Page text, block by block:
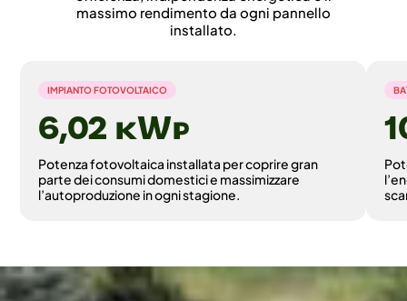
massimo rendimento da ogni pannello
installato.
IMPIANTO FOTOVOLTAICO
Potenza fotovoltaica installata per coprire gran
parte dei consumi domestici e massimizzare
l’autoproduzione in ogni stagione.
6,02 ©